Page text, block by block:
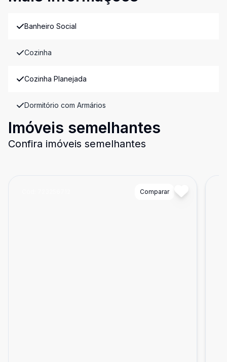
Banheiro Social
Cozinha
Cozinha Planejada
Dormitório com Armários
Imóveis semelhantes
Confira imóveis semelhantes
Comparar